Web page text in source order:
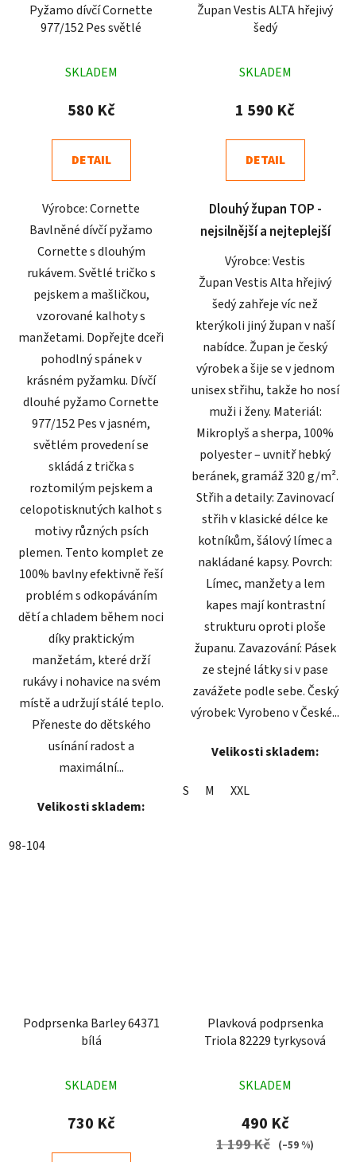
Pyžamo dívčí Cornette
977/152 Pes světlé
hodnocení
produktu
4,9
z
hvězdiček.
SKLADEM
580 Kč
DETAIL
Výrobce: Cornette
Bavlněné dívčí pyžamo
Cornette s dlouhým
rukávem. Světlé tričko s
pejskem a mašličkou,
vzorované kalhoty s
manžetami. Dopřejte dceři
pohodlný spánek v
krásném pyžamku. Dívčí
dlouhé pyžamo Cornette
977/152 Pes v jasném,
světlém provedení se
skládá z trička s
roztomilým pejskem a
celopotisknutých kalhot s
motivy různých psích
plemen. Tento komplet ze
100% bavlny efektivně řeší
problém s odkopáváním
dětí a chladem během noci
díky praktickým
manžetám, které drží
rukávy i nohavice na svém
místě a udržují stálé teplo.
Přeneste do dětského
usínání radost a
maximální...
Velikosti skladem:
98-104
Župan Vestis ALTA hřejivý
šedý
hodnocení
produktu
4,5
z
hvězdiček.
SKLADEM
1 590 Kč
DETAIL
Dlouhý župan TOP -
nejsilnější a nejteplejší
Výrobce: Vestis
Župan Vestis Alta hřejivý
šedý zahřeje víc než
kterýkoli jiný župan v naší
nabídce. Župan je český
výrobek a šije se v jednom
unisex střihu, takže ho nosí
muži i ženy. Materiál:
Mikroplyš a sherpa, 100%
polyester – uvnitř hebký
beránek, gramáž 320 g/m².
Střih a detaily: Zavinovací
střih v klasické délce ke
kotníkům, šálový límec a
nakládané kapsy. Povrch:
Límec, manžety a lem
kapes mají kontrastní
strukturu oproti ploše
županu. Zavazování: Pásek
ze stejné látky si v pase
zavážete podle sebe. Český
výrobek: Vyrobeno v České...
Velikosti skladem:
S M XXL
Podprsenka Barley 64371
bílá
hodnocení
produktu
5,0
SKLADEM
730 Kč
Plavková podprsenka
Triola 82229 tyrkysová
hodnocení
produktu
je
SKLADEM
490 Kč
1 199 Kč (–59 %)